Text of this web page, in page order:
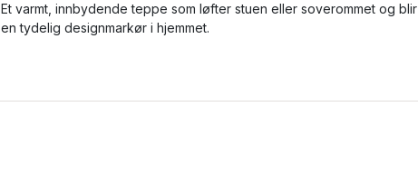
Et varmt, innbydende teppe som løfter stuen eller soverommet og blir
en tydelig designmarkør i hjemmet.